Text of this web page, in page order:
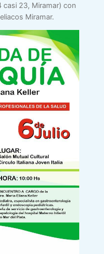
casi 23, Miramar) con
Miramar.